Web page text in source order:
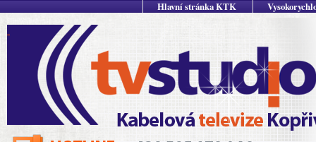
Hlavní stránka KTK